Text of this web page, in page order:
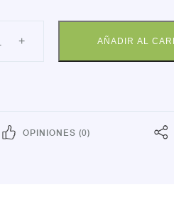
+ AÑADIR AL
OPINIONES (0)